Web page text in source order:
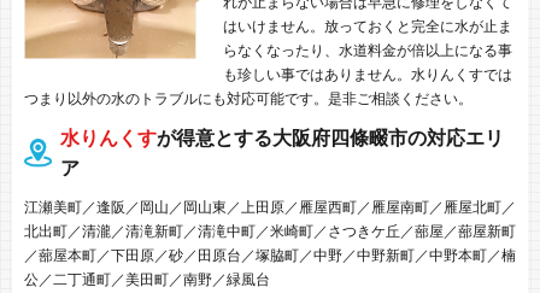
はいけません。放っておくと完全に水が止ま
らなくなったり、水道料金が倍以上になる事
も珍しい事ではありません。水りんくすでは
つまり以外の水のトラブルにも対応可能です。是非ご相談ください。
水りんくすが得意とする大阪府四條畷市の対応エリ
ア
江瀬美町／逢阪／岡山／岡山東／上田原／雁屋西町／雁屋南町／雁屋北町／
北出町／清瀧／清滝新町／清滝中町／米崎町／さつきケ丘／蔀屋／蔀屋新町
／蔀屋本町／下田原／砂／田原台／塚脇町／中野／中野新町／中野本町／楠
公／二丁通町／美田町／南野／緑風台